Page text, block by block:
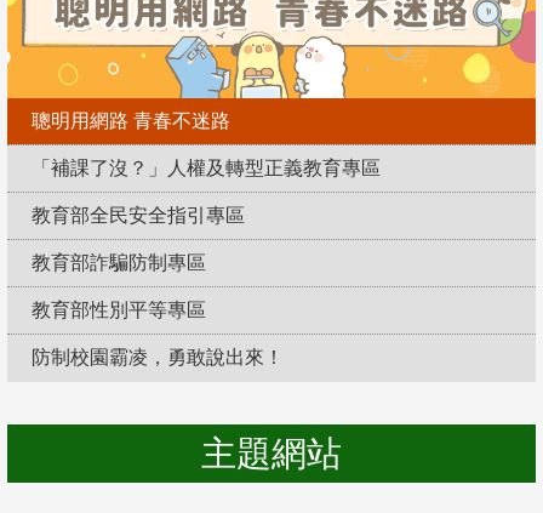
聰明用網路 青春不迷路
「補課了沒？」人權及轉型正義教育專區
教育部全民安全指引專區
教育部詐騙防制專區
教育部性別平等專區
防制校園霸凌，勇敢說出來！
主題網站